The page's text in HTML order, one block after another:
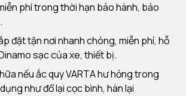
phí trong thời hạn bảo hành, bảo
đặt tận nơi nhanh chóng, miễn phí, hỗ
sạc của xe, thiết bị.
nếu ắc quy VARTA hư hỏng trong
như đổ lại cọc bình, hàn lại